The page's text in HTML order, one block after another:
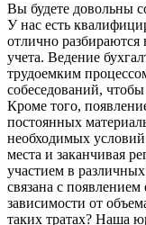
Вы будете довольны
У нас есть
отлично разбираются
учета. Ведение
трудоемким
собеседований,
Кроме того,
постоянных
необходимых условий
места и заканчивая
участием в
связана с
зависимости от
таких тратах? Наша